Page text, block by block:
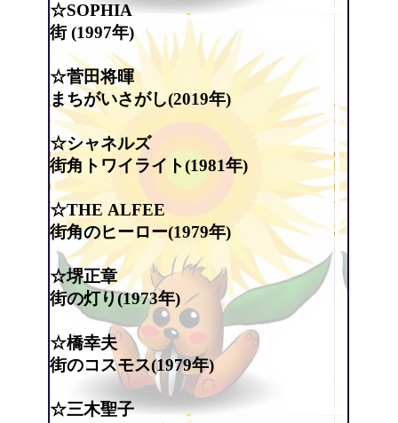
☆SOPHIA
街 (1997年)
☆菅田将暉
まちがいさがし(2019年)
☆シャネルズ
街角トワイライト(1981年)
☆THE ALFEE
街角のヒーロー(1979年)
☆堺正章
街の灯り(1973年)
☆橋幸夫
街のコスモス(1979年)
☆三木聖子